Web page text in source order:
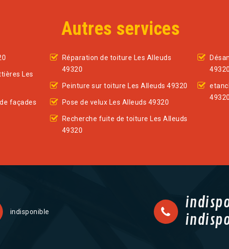
Autres services
Les
façades
Réparation de toiture Les Alleuds
49320
Peinture sur toiture Les Alleuds 49320
Pose de velux Les Alleuds 49320
Recherche fuite de toiture Les Alleuds
49320
indisponible